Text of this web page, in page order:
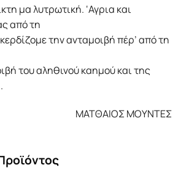
μα λυτρωτική. ‘Αγρια και
από τη
την ανταμοιβή πέρ’ από τη
του αληθινού καημού και της
ΜΑΤΘΑΙΟΣ ΜΟΥΝΤΕΣ